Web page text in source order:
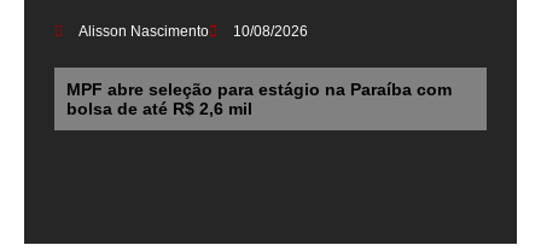
Alisson Nascimento 10/08/2026
MPF abre seleção para estágio na Paraíba com
bolsa de até R$ 2,6 mil